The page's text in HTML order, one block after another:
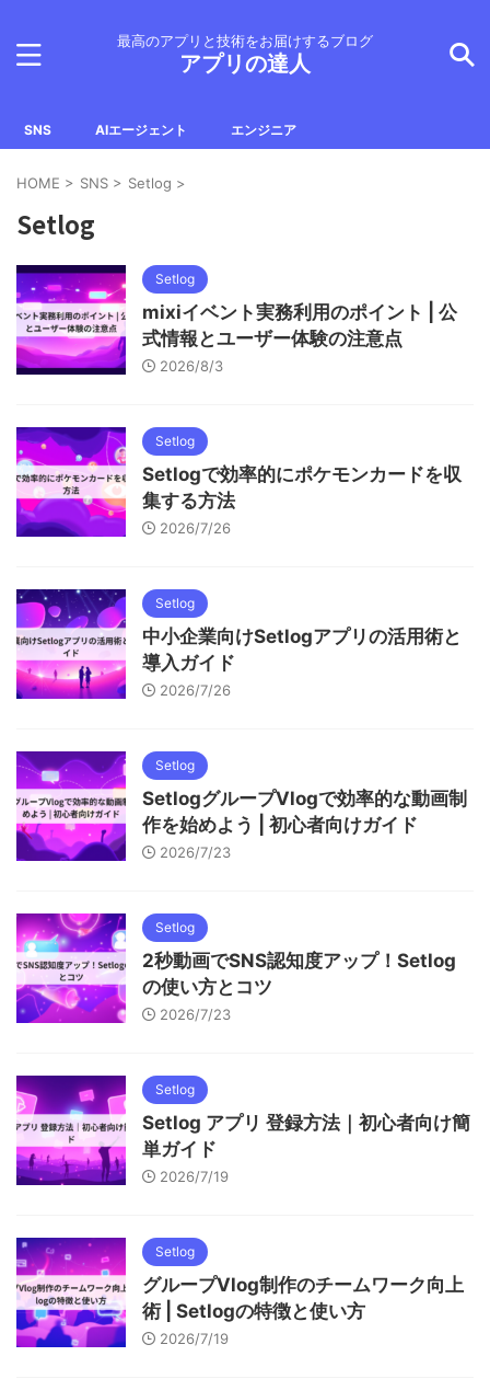
最高のアプリと技術をお届けするブログ
アプリの達人
SNS AIエージェント エンジニア
HOME > SNS > Setlog >
Setlog
Setlog
mixiイベント実務利用のポイント | 公
式情報とユーザー体験の注意点
2026/8/3
Setlog
Setlogで効率的にポケモンカードを収
集する方法
2026/7/26
Setlog
中小企業向けSetlogアプリの活用術と
導入ガイド
2026/7/26
Setlog
SetlogグループVlogで効率的な動画制
作を始めよう | 初心者向けガイド
2026/7/23
Setlog
2秒動画でSNS認知度アップ！Setlog
の使い方とコツ
2026/7/23
Setlog
Setlog アプリ 登録方法｜初心者向け簡
単ガイド
2026/7/19
Setlog
グループVlog制作のチームワーク向上
術 | Setlogの特徴と使い方
2026/7/19